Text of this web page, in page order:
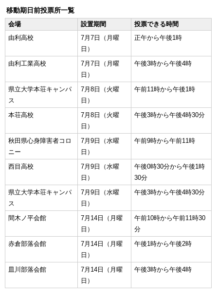
移動期日前投票所一覧
会場
設置期間
投票できる時間
由利高校
7月7日（月曜
日）
正午から午後1時
由利工業高校
7月7日（月曜
日）
午後3時から午後4時
県立大学本荘キャンパ
ス
7月8日（火曜
日）
午前11時から午後1時
本荘高校
7月8日（火曜
日）
午後3時から午後4時30分
秋田県心身障害者コロ
ニー
7月9日（水曜
日）
午前9時から午前11時
西目高校
7月9日（水曜
日）
午後0時30分から午後1時
30分
県立大学本荘キャンパ
ス
7月9日（水曜
日）
午後3時から午後4時30分
間木ノ平会館
7月14日（月曜
日）
午前10時から午前11時30
分
赤倉部落会館
7月14日（月曜
日）
午後1時から午後2時
皿川部落会館
7月14日（月曜
日）
午後3時から午後4時